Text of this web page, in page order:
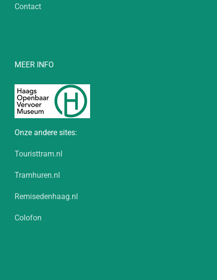
Contact
MEER INFO
Onze andere sites:
Touristtram.nl
Tramhuren.nl
Remisedenhaag.nl
Colofon